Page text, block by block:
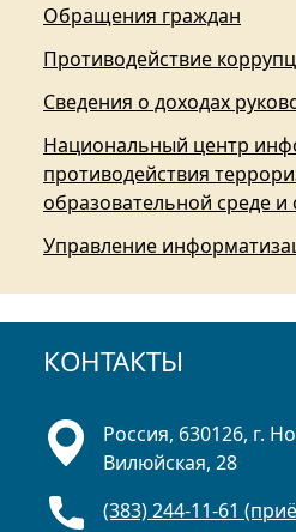
Обращения граждан
Противодействие
Сведения о доходах
Национальный центр
противодействия
образовательной среде и
Управление
КОНТАКТЫ
Россия, 630126, г.
Вилюйская, 28
(383) 244-11-61